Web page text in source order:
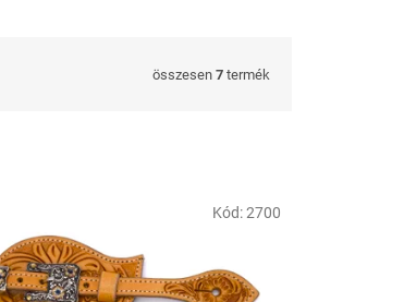
összesen 7 termék
Kód:2700